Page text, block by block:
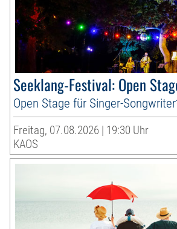
Seeklang-Festival: Open
Open Stage für Singer-
Freitag, 07.08.2026 | 19:30 Uhr
KAOS